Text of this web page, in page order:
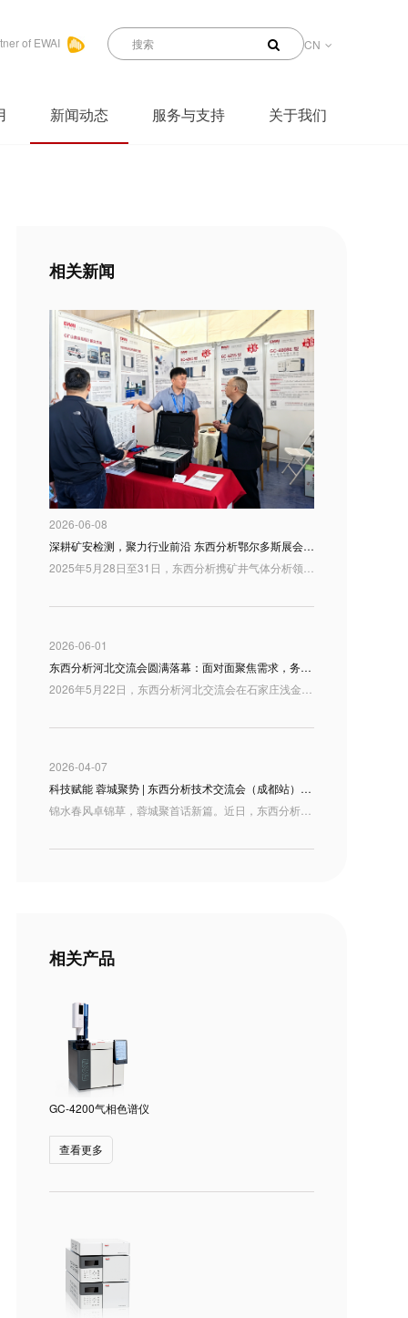
of EWAI CN
新闻动态 服务与支持 关于我们
相关新闻
2026-06-08
深耕矿安检测，聚力行业前沿 东西分析鄂尔多斯展会精彩回顾
2025年5月28日至31日，东西分析携矿井气体分析领域最新研制成果亮相鄂尔多斯，与行业同仁共话矿山安全检测与智慧矿山建设新趋势。
2026-06-01
东西分析河北交流会圆满落幕：面对面聚焦需求，务实推进合作
2026年5月22日，东西分析河北交流会在石家庄浅金上东国际酒店举办。来自河北及周边地区的用户代表、行业伙伴和技术人员来到现场，围绕分析仪器产品、实验室应用需求以及高端质谱解决方案展开交流。
2026-04-07
科技赋能 蓉城聚势 | 东西分析技术交流会（成都站）圆满落幕
锦水春风卓锦草，蓉城聚首话新篇。近日，东西分析技术交流会（成都站）在四川成都隆重举行。本次交流会汇聚了来自西南地区的众多行业专家、科研学者、检验检测机构及企业代表，大家齐聚一堂，共探国产分析仪器发展新机遇，共绘行业高质量发展新蓝图。
相关产品
GC-4200气相色谱仪
查看更多